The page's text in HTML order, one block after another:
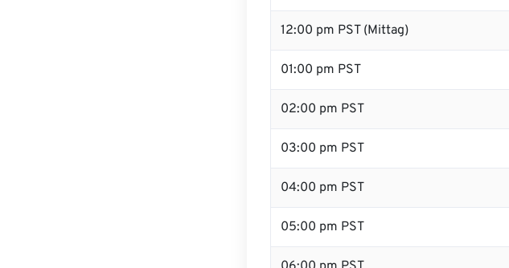
12:00 pm PST (Mittag)
01:00 pm PST
02:00 pm PST
03:00 pm PST
04:00 pm PST
05:00 pm PST